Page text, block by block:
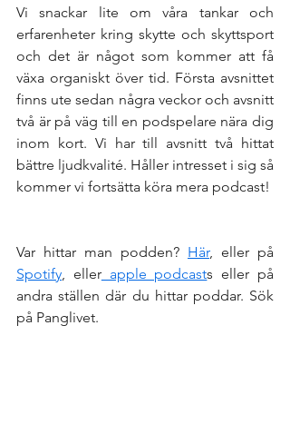
Vi snackar lite om våra tankar och
erfarenheter kring skytte och skyttsport
och det är något som kommer att få
växa organiskt över tid. Första avsnittet
finns ute sedan några veckor och avsnitt
två är på väg till en podspelare nära dig
inom kort. Vi har till avsnitt två hittat
bättre ljudkvalité. Håller intresset i sig så
kommer vi fortsätta köra mera podcast!
Var hittar man podden? Här
Spotify, eller apple podcasts eller på
andra ställen där du hittar poddar. Sök
på Panglivet.